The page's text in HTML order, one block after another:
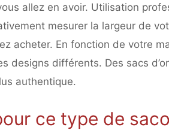
allez en avoir. Utilisation
mesurer la largeur de
acheter. En fonction de votre
designs différents. Des sacs
authentique.
ce type de